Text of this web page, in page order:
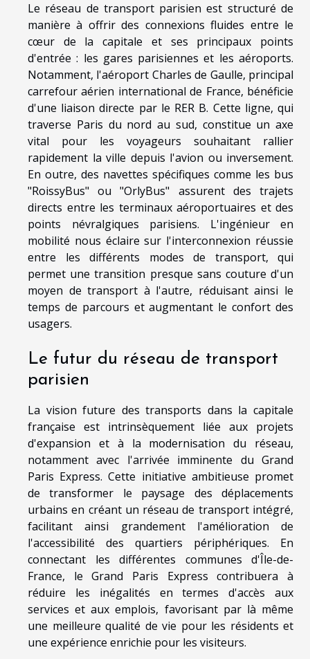
Le réseau de transport parisien est structuré de
manière à offrir des connexions fluides entre le
cœur de la capitale et ses principaux points
d'entrée : les gares parisiennes et les aéroports.
Notamment, l'aéroport Charles de Gaulle, principal
carrefour aérien international de France, bénéficie
d'une liaison directe par le RER B. Cette ligne, qui
traverse Paris du nord au sud, constitue un axe
vital pour les voyageurs souhaitant rallier
rapidement la ville depuis l'avion ou inversement.
En outre, des navettes spécifiques comme les bus
"RoissyBus" ou "OrlyBus" assurent des trajets
directs entre les terminaux aéroportuaires et des
points névralgiques parisiens. L'ingénieur en
mobilité nous éclaire sur l'interconnexion réussie
entre les différents modes de transport, qui
permet une transition presque sans couture d'un
moyen de transport à l'autre, réduisant ainsi le
temps de parcours et augmentant le confort des
usagers.
Le futur du réseau de transport
parisien
La vision future des transports dans la capitale
française est intrinsèquement liée aux projets
d'expansion et à la modernisation du réseau,
notamment avec l'arrivée imminente du Grand
Paris Express. Cette initiative ambitieuse promet
de transformer le paysage des déplacements
urbains en créant un réseau de transport intégré,
facilitant ainsi grandement l'amélioration de
l'accessibilité des quartiers périphériques. En
connectant les différentes communes d'Île-de-
France, le Grand Paris Express contribuera à
réduire les inégalités en termes d'accès aux
services et aux emplois, favorisant par là même
une meilleure qualité de vie pour les résidents et
une expérience enrichie pour les visiteurs.